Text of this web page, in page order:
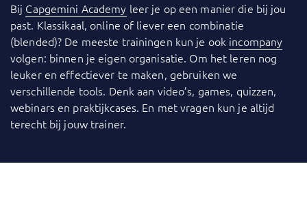
Bij Capgemini Academy leer je op een manier die bij jou
past. Klassikaal, online of liever een combinatie
(blended)? De meeste trainingen kun je ook incompany
volgen: binnen je eigen organisatie. Om het leren nog
leuker en effectiever te maken, gebruiken we
verschillende tools. Denk aan video’s, games, quizzen,
webinars en praktijkcases. En met vragen kun je altijd
terecht bij jouw trainer.